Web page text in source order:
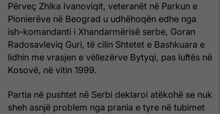
Përveç Zhika Ivanoviqit, veteranët në Parkun e
Pionierëve në Beograd u udhëhoqën edhe nga
ish-komandanti i Xhandarmërisë serbe, Goran
Radosavleviq Guri, të cilin Shtetet e Bashkuara e
lidhin me vrasjen e vëllezërve Bytyqi, pas luftës në
Kosovë, në vitin 1999.
Partia në pushtet në Serbi deklaroi atëkohë se nuk
sheh asnjë problem nga prania e tyre në tubimet